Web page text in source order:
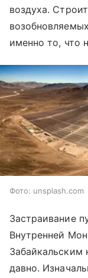
воздуха.
именно то, что
Фото: unsplash.com
Застраивание
Внутренней
Забайкальским
давно.